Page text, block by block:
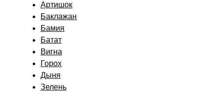
Артишок
Баклажан
Бамия
Батат
Вигна
Горох
Дыня
Зелень